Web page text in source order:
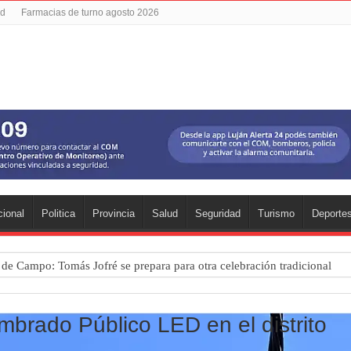
Farmacias de turno agosto 2026
Politica Provincia Salud Seguridad Turismo
Campo: Tomás Jofré se prepara para otra celebración tradicional
Provincial de bochas
una nueva fiesta gastronómica
lanzó un asistente virtual para consultar infracciones por WhatsApp
Público LED en el distrito